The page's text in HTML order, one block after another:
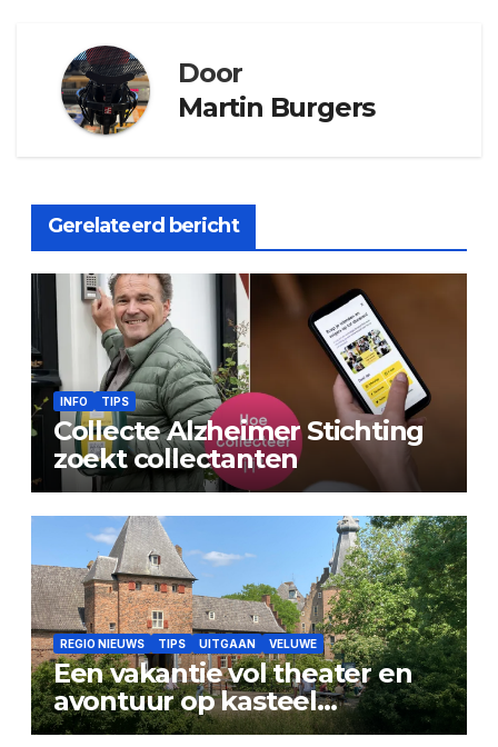
Door
Martin Burgers
Gerelateerd bericht
INFO TIPS
Collecte Alzheimer Stichting
zoekt collectanten
REGIO NIEUWS TIPS UITGAAN VELUWE
Een vakantie vol theater en
avontuur op kasteel
Doorwerth